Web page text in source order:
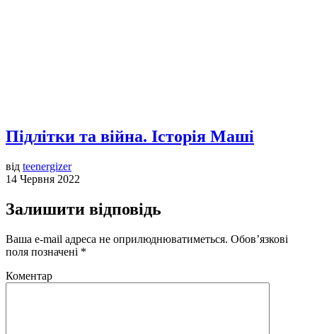
Підлітки та війна. Історія Маші
від teenergizer
14 Червня 2022
Залишити відповідь
Ваша e-mail адреса не оприлюднюватиметься. Обов’язкові
поля позначені *
Коментар